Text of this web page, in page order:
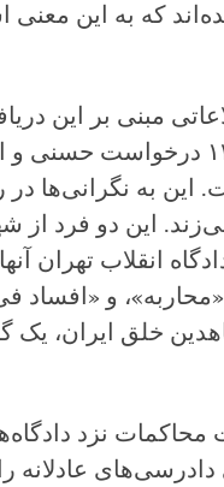
که به این
مبنی بر این
ایران در اردیبهشت ۱۴۰۴
به نگرانی‌ها در
این دو فرد از شهریور
وقتی شعبه ۲۶ دادگاه
و «افساد
خلق ایران، یک
نزد
عادلانه را